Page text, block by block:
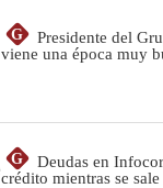
G
Presidente del
viene una época muy
G
Deudas en
crédito mientras se